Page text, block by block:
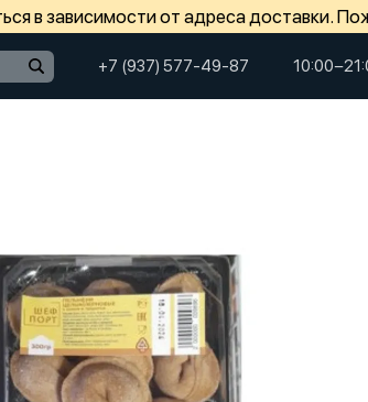
в зависимости от адреса доставки.
+7 (937) 577-49-87